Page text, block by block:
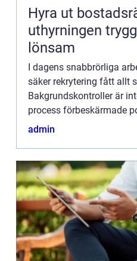
Hyra ut bostadsrätt så
uthyrningen
lönsam
I dagens snabbrörliga
säker rekrytering fått allt
Bakgrundskontroller är
process förbeskärmade
al...
admin